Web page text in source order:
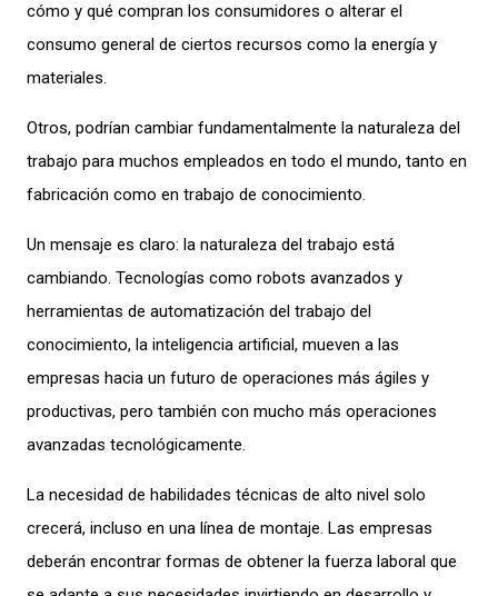
cómo y qué compran los consumidores o alterar el
consumo general de ciertos recursos como la energía y
materiales.
Otros, podrían cambiar fundamentalmente la naturaleza del
trabajo para muchos empleados en todo el mundo, tanto en
fabricación como en trabajo de conocimiento.
Un mensaje es claro: la naturaleza del trabajo está
cambiando. Tecnologías como robots avanzados y
herramientas de automatización del trabajo del
conocimiento, la inteligencia artificial, mueven a las
empresas hacia un futuro de operaciones más ágiles y
productivas, pero también con mucho más operaciones
avanzadas tecnológicamente.
La necesidad de habilidades técnicas de alto nivel solo
crecerá, incluso en una línea de montaje. Las empresas
deberán encontrar formas de obtener la fuerza laboral que